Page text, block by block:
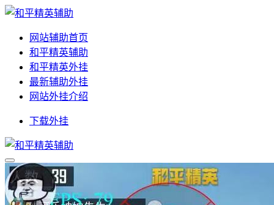
网站辅助首页
和平精英辅助
和平精英外挂
最新辅助外挂
网站外挂介绍
下载外挂